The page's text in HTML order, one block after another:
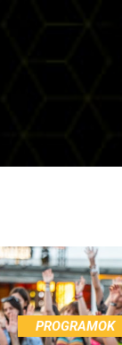
PROGRAMOK